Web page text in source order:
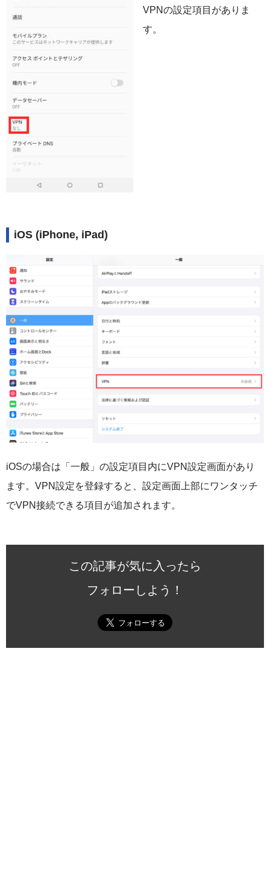
VPNの設定項目がありま
す。
iOS (iPhone, iPad)
iOSの場合は「一般」の設定項目内にVPN設定画面があり
ます。VPN設定を登録すると、設定画面上部にワンタッチ
でVPN接続できる項目が追加されます。
この記事が気に入ったら
フォローしよう！